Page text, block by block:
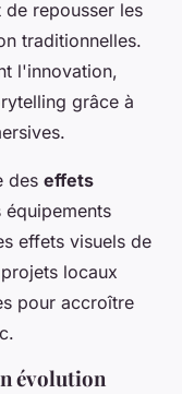
repousser les
traditionnelles.
l'innovation,
grâce à
des effets
équipements
effets visuels de
locaux
pour accroître
évolution